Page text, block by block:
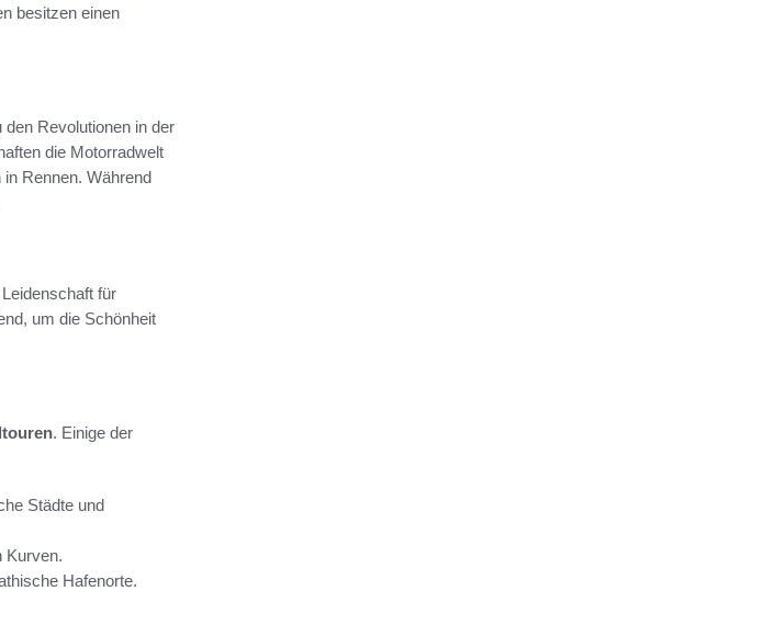
besitzen einen
Revolutionen in der
die Motorradwelt
Rennen. Während
für
um die Schönheit
. Einige der
Städte und
Kurven.
Hafenorte.